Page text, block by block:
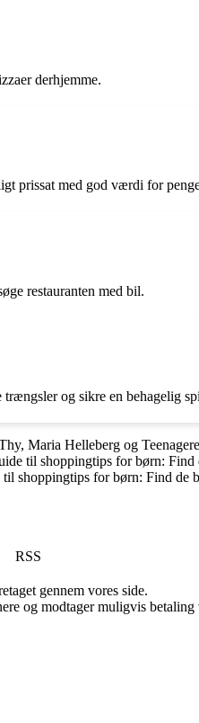
derhjemme.
prissat med god værdi for
restauranten med bil.
og sikre en behagelig
Maria Helleberg og
til shoppingtips for børn: Find
til shoppingtips for børn: Find de
RSS
gennem vores side.
og modtager muligvis